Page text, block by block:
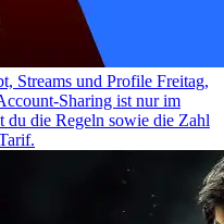
Streams und Profile Freitag,
Sharing ist nur im
du die Regeln sowie die Zahl